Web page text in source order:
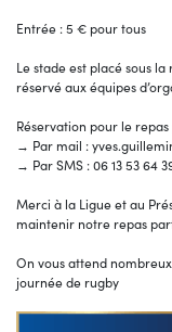
Entrée : 5 € pour tous
Le stade est placé sous
réservé aux équipes
Réservation pour le
→ Par mail :
→ Par SMS : 06 13 53 64
Merci à la Ligue et au
maintenir notre repas
On vous attend
journée de rugby